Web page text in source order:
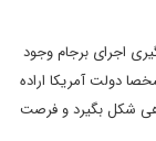
اجرای برجام وجود
دولت آمریکا اراده
شکل بگیرد و فرصت